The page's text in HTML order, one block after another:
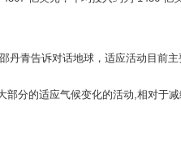
青告诉对话地球，适应活动目前
分的适应气候变化的活动,相对于